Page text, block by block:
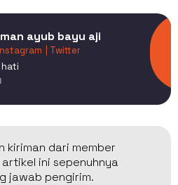
ayub bayu aji
Instagram
| Twitter
kiriman dari member
ini sepenuhnya
jawab pengirim.